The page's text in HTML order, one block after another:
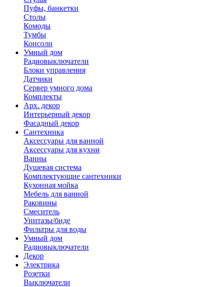
Пуфы, банкетки
Столы
Комоды
Тумбы
Консоли
Умный дом
Радиовыключатели
Блоки управления
Датчики
Сервер умного дома
Комплекты
Арх. декор
Интерьерный декор
Фасадный декор
Сантехника
Аксессуары для ванной
Аксессуары для кухни
Ванны
Душевая система
Комплектующие сантехники
Кухонная мойка
Мебель для ванной
Раковины
Смеситель
Унитазы/биде
Фильтры для воды
Умный дом
Радиовыключатели
Декор
Электрика
Розетки
Выключатели